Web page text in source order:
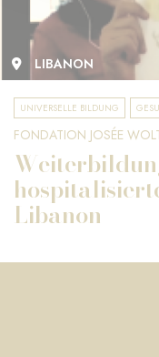
LIBANON
UNIVERSELLE BILDUNG
FONDATION JOSÉE
Libanon